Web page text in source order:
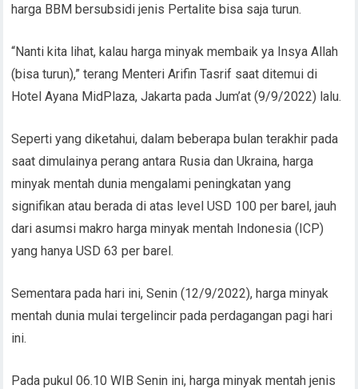
harga BBM bersubsidi jenis Pertalite bisa saja turun.
“Nanti kita lihat, kalau harga minyak membaik ya Insya Allah
(bisa turun),” terang Menteri Arifin Tasrif saat ditemui di
Hotel Ayana MidPlaza, Jakarta pada Jum’at (9/9/2022) lalu.
Seperti yang diketahui, dalam beberapa bulan terakhir pada
saat dimulainya perang antara Rusia dan Ukraina, harga
minyak mentah dunia mengalami peningkatan yang
signifikan atau berada di atas level USD 100 per barel, jauh
dari asumsi makro harga minyak mentah Indonesia (ICP)
yang hanya USD 63 per barel.
Sementara pada hari ini, Senin (12/9/2022), harga minyak
mentah dunia mulai tergelincir pada perdagangan pagi hari
ini.
Pada pukul 06.10 WIB Senin ini, harga minyak mentah jenis